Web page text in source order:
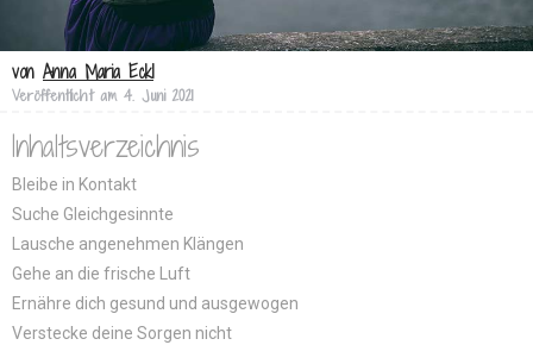
von Anna Maria Eckl
Veröffentlicht am 4. Juni 2021
Inhaltsverzeichnis
Bleibe in Kontakt
Suche Gleichgesinnte
Lausche angenehmen Klängen
Gehe an die frische Luft
Ernähre dich gesund und ausgewogen
Verstecke deine Sorgen nicht